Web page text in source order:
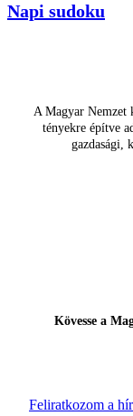
Napi sudoku
A Magyar Nemzet
tényekre építve
gazdasági,
Feliratkozom a
Kövesse a